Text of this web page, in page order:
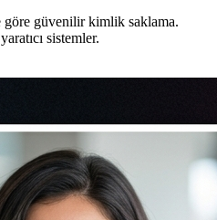
göre güvenilir kimlik saklama.
sistemler.